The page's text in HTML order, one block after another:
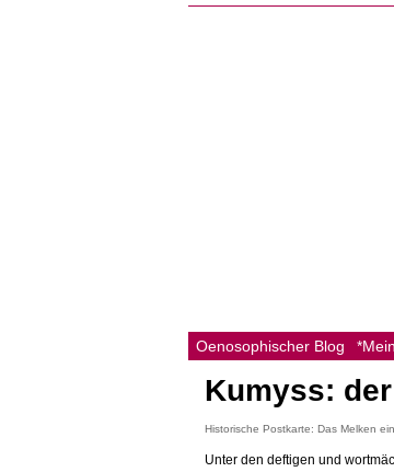
Oenosophischer Blog
Kumyss:
Historische Postkarte: Das Melken
Unter den deftigen und